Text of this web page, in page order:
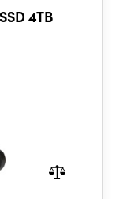
4TB